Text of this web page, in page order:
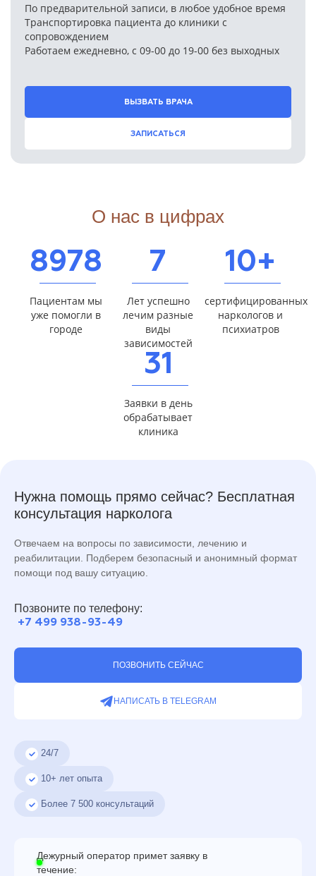
По предварительной записи, в любое удобное время
Транспортировка пациента до клиники с
сопровождением
Работаем ежедневно, с 09-00 до 19-00 без выходных
ВЫЗВАТЬ ВРАЧА
ЗАПИСАТЬСЯ
О нас в цифрах
8978
Пациентам мы
уже помогли в
городе
7
Лет успешно
лечим разные
виды
зависимостей
10+
сертифицированных
наркологов и
психиатров
31
Заявки в день
обрабатывает
клиника
Нужна помощь прямо сейчас? Бесплатная
консультация нарколога
Отвечаем на вопросы по зависимости, лечению и
реабилитации. Подберем безопасный и анонимный формат
помощи под вашу ситуацию.
Позвоните по телефону:
+7 499 938-93-49
ПОЗВОНИТЬ СЕЙЧАС
НАПИСАТЬ В TELEGRAM
24/7
10+ лет опыта
Более 7 500 консультаций
Дежурный оператор примет заявку в
течение: